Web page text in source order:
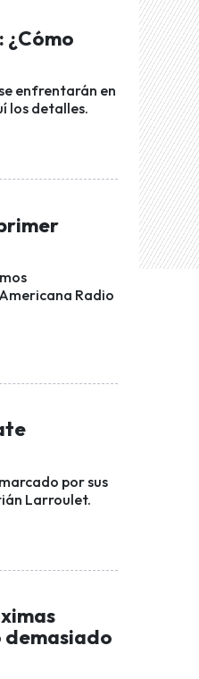
¿Cómo
enfrentarán en
los detalles.
Radio
por sus
Larroulet.
demasiado